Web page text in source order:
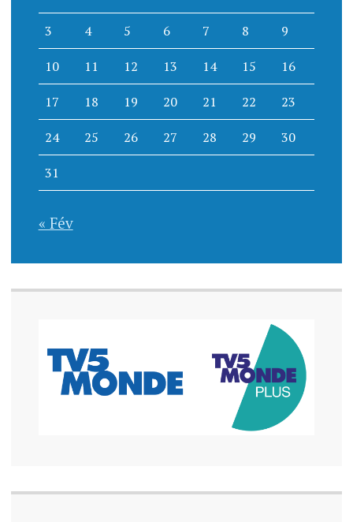
3 4 5 6 7 8 9
10 11 12 13 14 15 16
17 18 19 20 21 22 23
24 25 26 27 28 29 30
31
« Fév